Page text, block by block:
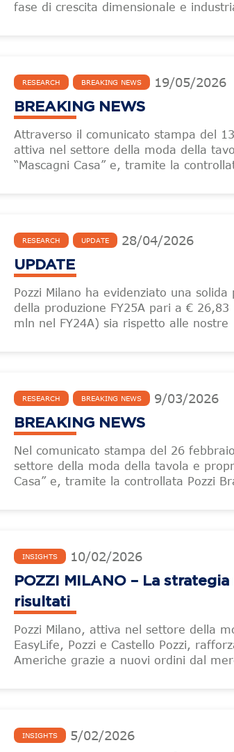
fase di crescita dimensionale e
RESEARCH BREAKING NEWS 19/05/2026
BREAKING NEWS
Attraverso il comunicato stampa del
attiva nel settore della moda della
“Mascagni Casa” e, tramite la
RESEARCH UPDATE 28/04/2026
UPDATE
Pozzi Milano ha evidenziato una
della produzione FY25A pari a €
mln nel FY24A) sia rispetto alle nostre
RESEARCH BREAKING NEWS 9/03/2026
BREAKING NEWS
Nel comunicato stampa del 26
settore della moda della tavola e
Casa” e, tramite la controllata Pozzi
INSIGHTS 10/02/2026
POZZI MILANO – La
risultati
Pozzi Milano, attiva nel settore della
EasyLife, Pozzi e Castello Pozzi,
Americhe grazie a nuovi ordini dal
INSIGHTS 5/02/2026